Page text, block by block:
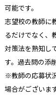
可能です。
志望校の教師に
るだけでなく、
対策法を熟知し
す。過去問の添
※教師の応募状
場合がございま